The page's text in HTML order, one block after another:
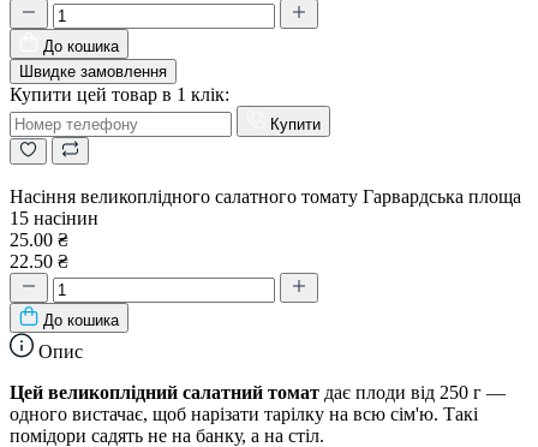
До кошика
Швидке замовлення
Купити цей товар в 1 клік:
Купити
Насіння великоплідного салатного томату Гарвардська площа
15 насінин
25.00 ₴
22.50 ₴
До кошика
Опис
Цей великоплідний салатний томат дає плоди від 250 г —
одного вистачає, щоб нарізати тарілку на всю сім'ю. Такі
помідори садять не на банку, а на стіл.